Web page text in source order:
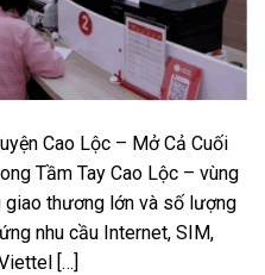
Cao Lộc – Mở Cả Cuối
Tầm Tay Cao Lộc – vùng
thương lớn và số lượng
nhu cầu Internet, SIM,
[…]